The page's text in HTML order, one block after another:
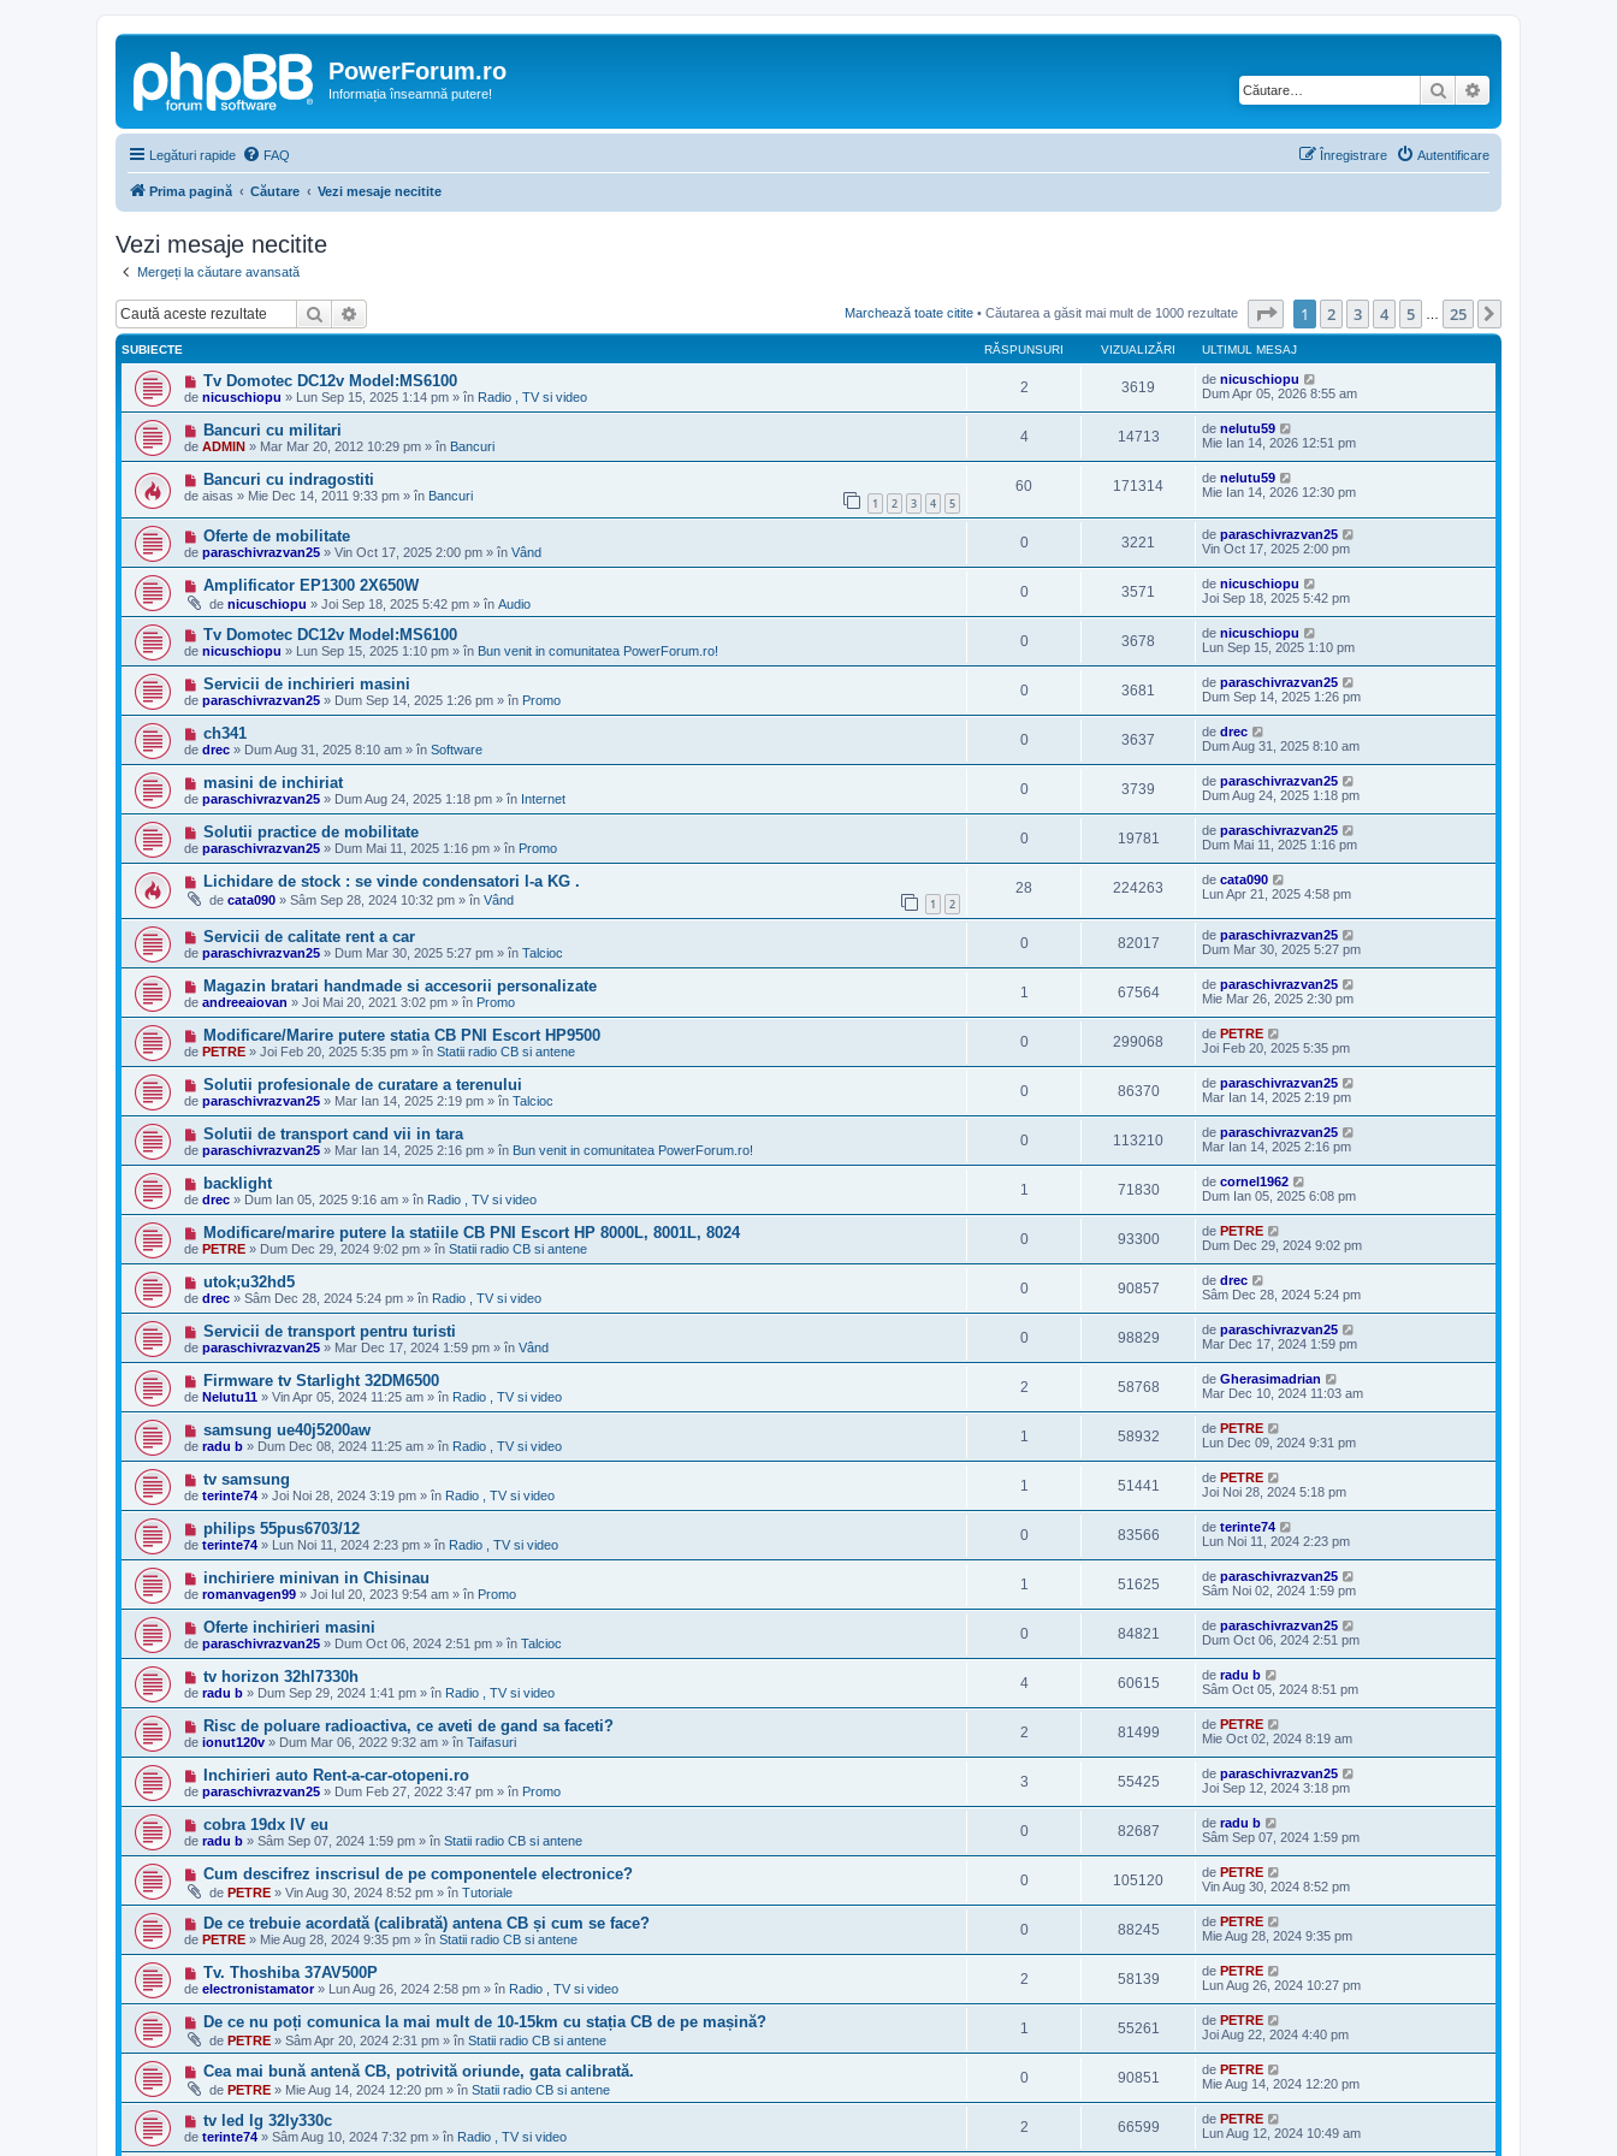
PowerForum.ro
Informația înseamnă putere! Căutare
Legături rapide FAQ Autentificare
Înregistrare
Prima pagină Căutare Vezi mesaje necitite
Vezi mesaje necitite
Mergeți la căutare avansată
Căutare Marchează toate citite • Căutarea a găsit mai mult de 1000 rezultate Pagina1 din 25
1 2 3 4 5 25
SUBIECTE RĂSPUNSURI VIZUALIZĂRI ULTIMUL MESAJ
M
e
s
a
n
o
Tv Domotec DC12v Model:MS6100
de nicuschiopu » Lun Sep 15, 2025 1:14 pm » în Radio , TV si video
2 3619 de nicuschiopu
Dum Apr 05, 2026 8:55 am
M
e
s
a
n
u
Bancuri cu militari
de ADMIN » Mar Mar 20, 2012 10:29 pm » în Bancuri
4 14713 de nelutu59
Mie Ian 14, 2026 12:51 pm
M
e
s
a
n
o
Bancuri cu indragostiti
de aisas » Mie Dec 14, 2011 9:33 pm » în Bancuri 1 2 3 4 5
60 171314 de nelutu59
Mie Ian 14, 2026 12:30 pm
M
e
s
n
o
u
Oferte de mobilitate
de paraschivrazvan25 » Vin Oct 17, 2025 2:00 pm » în Vând
0 3221 de paraschivrazvan25
Vin Oct 17, 2025 2:00 pm
M
s
a
n
o
u
Amplificator EP1300 2X650W
de nicuschiopu » Joi Sep 18, 2025 5:42 pm » în Audio
0 3571 de nicuschiopu
Joi Sep 18, 2025 5:42 pm
M
e
s
a
n
o
u
Tv Domotec DC12v Model:MS6100
de nicuschiopu » Lun Sep 15, 2025 1:10 pm » în Bun venit in comunitatea PowerForum.ro!
0 3678 de nicuschiopu
Lun Sep 15, 2025 1:10 pm
M
e
s
n
o
u
Servicii de inchirieri masini
de paraschivrazvan25 » Dum Sep 14, 2025 1:26 pm » în Promo
0 3681 de paraschivrazvan25
Dum Sep 14, 2025 1:26 pm
M
e
s
n
o
u
ch341
de drec » Dum Aug 31, 2025 8:10 am » în Software
0 3637 de drec
Dum Aug 31, 2025 8:10 am
M
e
s
a
n
o
masini de inchiriat
de paraschivrazvan25 » Dum Aug 24, 2025 1:18 pm » în Internet
0 3739 de paraschivrazvan25
Dum Aug 24, 2025 1:18 pm
M
e
s
a
n
o
u
Solutii practice de mobilitate
de paraschivrazvan25 » Dum Mai 11, 2025 1:16 pm » în Promo
0 19781 de paraschivrazvan25
Dum Mai 11, 2025 1:16 pm
M
s
a
n
o
u
Lichidare de stock : se vinde condensatori l-a KG .
de cata090 » Sâm Sep 28, 2024 10:32 pm » în Vând 1 2
28 224263 de cata090
Lun Apr 21, 2025 4:58 pm
M
e
s
a
n
o
Servicii de calitate rent a car
de paraschivrazvan25 » Dum Mar 30, 2025 5:27 pm » în Talcioc
0 82017 de paraschivrazvan25
Dum Mar 30, 2025 5:27 pm
M
e
a
n
o
u
Magazin bratari handmade si accesorii personalizate
de andreeaiovan » Joi Mai 20, 2021 3:02 pm » în Promo
1 67564 de paraschivrazvan25
Mie Mar 26, 2025 2:30 pm
M
e
a
n
o
u
Modificare/Marire putere statia CB PNI Escort HP9500
de PETRE » Joi Feb 20, 2025 5:35 pm » în Statii radio CB si antene
0 299068 de PETRE
Joi Feb 20, 2025 5:35 pm
M
e
s
a
n
o
Solutii profesionale de curatare a terenului
de paraschivrazvan25 » Mar Ian 14, 2025 2:19 pm » în Talcioc
0 86370 de paraschivrazvan25
Mar Ian 14, 2025 2:19 pm
M
e
s
a
n
o
Solutii de transport cand vii in tara
de paraschivrazvan25 » Mar Ian 14, 2025 2:16 pm » în Bun venit in comunitatea PowerForum.ro!
0 113210 de paraschivrazvan25
Mar Ian 14, 2025 2:16 pm
M
e
a
n
o
u
backlight
de drec » Dum Ian 05, 2025 9:16 am » în Radio , TV si video
1 71830 de cornel1962
Dum Ian 05, 2025 6:08 pm
M
e
n
o
u
Modificare/marire putere la statiile CB PNI Escort HP 8000L, 8001L, 8024
de PETRE » Dum Dec 29, 2024 9:02 pm » în Statii radio CB si antene
0 93300 de PETRE
Dum Dec 29, 2024 9:02 pm
M
e
a
n
o
utok;u32hd5
de drec » Sâm Dec 28, 2024 5:24 pm » în Radio , TV si video
0 90857 de drec
Sâm Dec 28, 2024 5:24 pm
M
e
s
a
n
o
u
Servicii de transport pentru turisti
de paraschivrazvan25 » Mar Dec 17, 2024 1:59 pm » în Vând
0 98829 de paraschivrazvan25
Mar Dec 17, 2024 1:59 pm
M
e
n
o
u
Firmware tv Starlight 32DM6500
de Nelutu11 » Vin Apr 05, 2024 11:25 am » în Radio , TV si video
2 58768 de Gherasimadrian
Mar Dec 10, 2024 11:03 am
M
e
n
o
u
samsung ue40j5200aw
de radu b » Dum Dec 08, 2024 11:25 am » în Radio , TV si video
1 58932 de PETRE
Lun Dec 09, 2024 9:31 pm
M
e
n
o
u
tv samsung
de terinte74 » Joi Noi 28, 2024 3:19 pm » în Radio , TV si video
1 51441 de PETRE
Joi Noi 28, 2024 5:18 pm
M
e
a
n
o
u
philips 55pus6703/12
de terinte74 » Lun Noi 11, 2024 2:23 pm » în Radio , TV si video
0 83566 de terinte74
Lun Noi 11, 2024 2:23 pm
M
e
n
o
u
inchiriere minivan in Chisinau
de romanvagen99 » Joi Iul 20, 2023 9:54 am » în Promo
1 51625 de paraschivrazvan25
Sâm Noi 02, 2024 1:59 pm
M
e
s
n
o
Oferte inchirieri masini
de paraschivrazvan25 » Dum Oct 06, 2024 2:51 pm » în Talcioc
0 84821 de paraschivrazvan25
Dum Oct 06, 2024 2:51 pm
M
e
a
n
o
tv horizon 32hl7330h
de radu b » Dum Sep 29, 2024 1:41 pm » în Radio , TV si video
4 60615 de radu b
Sâm Oct 05, 2024 8:51 pm
M
e
a
n
o
u
Risc de poluare radioactiva, ce aveti de gand sa faceti?
de ionut120v » Dum Mar 06, 2022 9:32 am » în Taifasuri
2 81499 de PETRE
Mie Oct 02, 2024 8:19 am
M
e
s
n
o
u
Inchirieri auto Rent-a-car-otopeni.ro
de paraschivrazvan25 » Dum Feb 27, 2022 3:47 pm » în Promo
3 55425 de paraschivrazvan25
Joi Sep 12, 2024 3:18 pm
M
e
n
o
cobra 19dx IV eu
de radu b » Sâm Sep 07, 2024 1:59 pm » în Statii radio CB si antene
0 82687 de radu b
Sâm Sep 07, 2024 1:59 pm
M
s
a
n
o
u
Cum descifrez inscrisul de pe componentele electronice?
de PETRE » Vin Aug 30, 2024 8:52 pm » în Tutoriale
0 105120 de PETRE
Vin Aug 30, 2024 8:52 pm
M
e
a
n
o
De ce trebuie acordată (calibrată) antena CB și cum se face?
de PETRE » Mie Aug 28, 2024 9:35 pm » în Statii radio CB si antene
0 88245 de PETRE
Mie Aug 28, 2024 9:35 pm
M
e
a
n
o
u
Tv. Thoshiba 37AV500P
de electronistamator» Lun Aug 26, 2024 2:58 pm » în Radio , TV si video
2 58139 de PETRE
Lun Aug 26, 2024 10:27 pm
M
s
n
o
u
De ce nu poți comunica la mai mult de 10-15km cu stația CB de pe mașină?
de PETRE » Sâm Apr 20, 2024 2:31 pm » în Statii radio CB si antene
1 55261 de PETRE
Joi Aug 22, 2024 4:40 pm
M
s
n
Cea mai bună antenă CB, potrivită oriunde, gata calibrată.
de PETRE » Mie Aug 14, 2024 12:20 pm » în Statii radio CB si antene
0 90851 de PETRE
Mie Aug 14, 2024 12:20 pm
M
e
tv led lg 32ly330c
de terinte74 » Sâm Aug 10, 2024 7:32 pm » în Radio , TV si video
2 66599 de PETRE
Lun Aug 12, 2024 10:49 am